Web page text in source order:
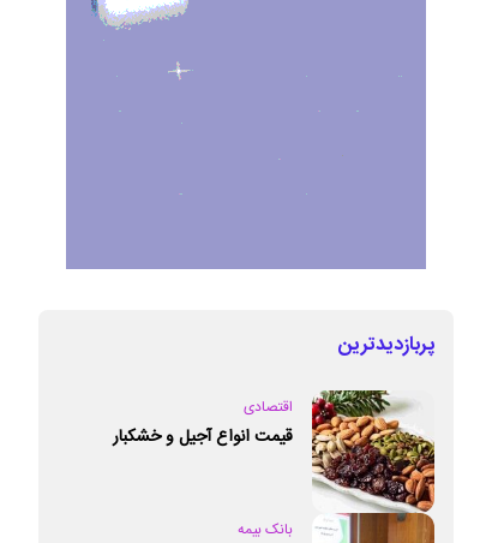
پربازدیدترین
اقتصادی
قیمت انواع آجیل و خشکبار
بانک بیمه